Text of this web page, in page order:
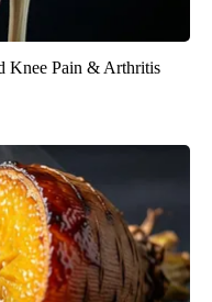
Knee Pain & Arthritis